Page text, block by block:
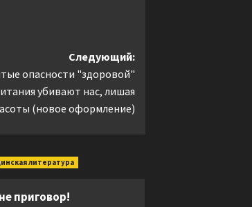
Следующий:
опасности "здоровой"
убивают нас, лишая
(новое оформление)
литература
приговор!